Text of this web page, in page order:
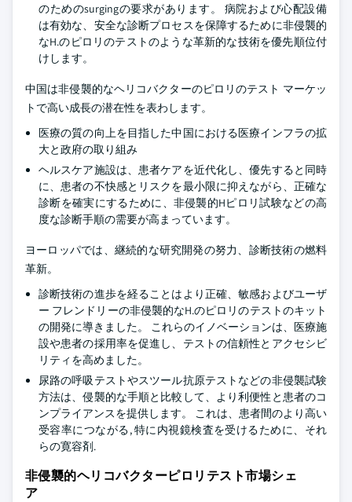
のためのsurgingの要求があります。 病院および心配設備
は有効な、安全な診断プロセスを保障するために非侵襲的
なH.のピロリのテストのような革新的な技術を優先順位付
けします。
中国は非侵襲的なヘリコバクターのピロリのテスト マーケッ
トで高い成長の潜在性を表わします。
医療の質の向上を目指した中国における医療インフラの拡
大と政府の取り組み
ヘルスケア施設は、患者ケアを近代化し、優先すると同時
に、患者の不快感とリスクを最小限に抑えながら、正確な
診断を確実にするために、非侵襲的Hピロリ試験などの高
度な診断手順の需要が高まっています。
ヨーロッパでは、継続的な研究開発の努力、診断技術の燃料
革新。
診断技術の進歩を経ることはより正確、敏感およびユーザ
ー フレンドリーの非侵襲的なH.のピロリのテストのキット
の開発に導きました。 これらのイノベーションは、医療施
設や患者の採用率を促進し、テストの信頼性とアクセシビ
リティを高めました。
尿路の呼吸テストやスツール抗原テストなどの非侵襲試験
方法は、侵襲的な手順と比較して、より利便性と患者のコ
ンプライアンスを提供します。 これは、患者間のより高い
受容率につながる, 特に内視鏡検査を受けるために、それ
らの寛容剤.
非侵襲的ヘリコバクターピロリテスト市場シェ
ア